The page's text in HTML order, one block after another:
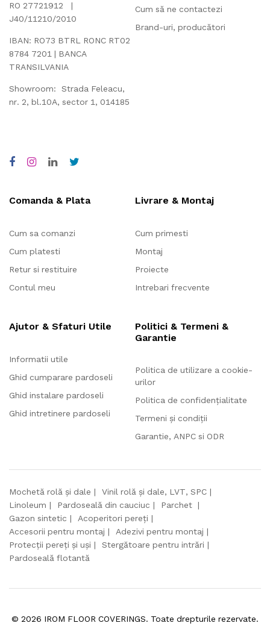
RO 27721912 |
J40/11210/2010
IBAN: RO73 BTRL RONC RT02
8784 7201 | BANCA
TRANSILVANIA
Showroom: Strada Feleacu,
nr. 2, bl.10A, sector 1, 014185
Cum să ne contactezi
Brand-uri, producători
Comanda & Plata
Cum sa comanzi
Cum platesti
Retur si restituire
Contul meu
Livrare & Montaj
Cum primesti
Montaj
Proiecte
Intrebari frecvente
Ajutor & Sfaturi Utile
Informatii utile
Ghid cumparare pardoseli
Ghid instalare pardoseli
Ghid intretinere pardoseli
Politici & Termeni &
Garantie
Politica de utilizare a cookie-
urilor
Politica de confidențialitate
Termeni și condiții
Garantie, ANPC si ODR
Mochetă rolă și dale
Vinil rolă și dale, LVT, SPC
Linoleum
Pardoseală din cauciuc
Parchet
Gazon sintetic
Acoperitori pereți
Accesorii pentru montaj
Adezivi pentru montaj
Protecții pereți și uși
Stergătoare pentru intrări
Pardoseală flotantă
© 2026 IROM FLOOR COVERINGS. Toate drepturile rezervate.